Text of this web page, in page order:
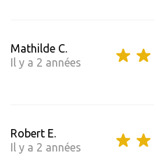
Mathilde C.
Il y a 2 années
Robert E.
Il y a 2 années